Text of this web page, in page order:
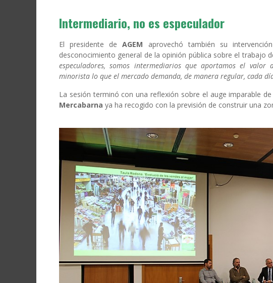
Intermediario, no es especulador
El presidente deAGEM aprovechó también su
desconocimiento general de la opinión pública sobre el trabajo
especuladores, somos intermediarios que aportamos el
minorista lo que el mercado demanda, de manera regular, cada
La sesión terminó con una reflexión sobre el auge imparable
Mercabarna ya ha recogido con la previsión de construir una